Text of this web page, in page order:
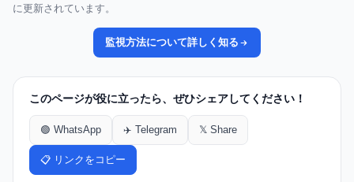
に更新されています。
監視方法について詳しく知る
このページが役に立ったら、ぜひシェアしてください！
🟢 WhatsApp ✈️ Telegram 𝕏 Share
📋 リンクをコピー